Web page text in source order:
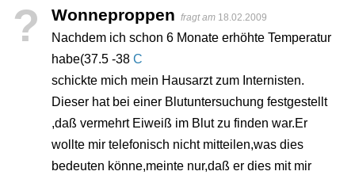
? Wonneproppen fragt am 18.02.2009
Nachdem ich schon 6 Monate erhöhte Temperatur
habe(37.5 -38 C
schickte mich mein Hausarzt zum Internisten.
Dieser hat bei einer Blutuntersuchung festgestellt
,daß vermehrt Eiweiß im Blut zu finden war.Er
wollte mir telefonisch nicht mitteilen,was dies
bedeuten könne,meinte nur,daß er dies mit mir